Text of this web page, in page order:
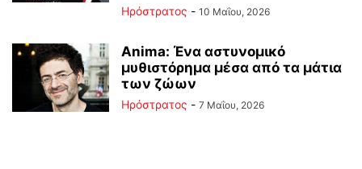
Ηρόστρατος - 10 Μαΐου, 2026
Anima: Ένα αστυνομικό
μυθιστόρημα μέσα από τα μάτια
των ζώων
Ηρόστρατος - 7 Μαΐου, 2026